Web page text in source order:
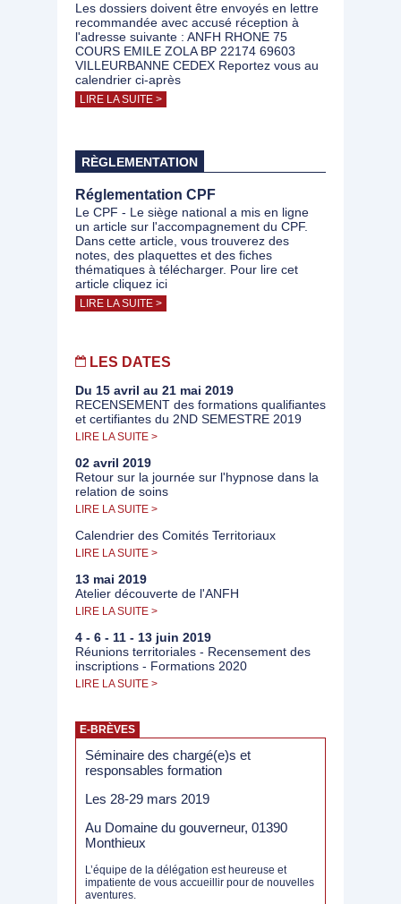
Les dossiers doivent être envoyés en lettre
recommandée avec accusé réception à
l'adresse suivante : ANFH RHONE 75
COURS EMILE ZOLA BP 22174 69603
VILLEURBANNE CEDEX Reportez vous au
calendrier ci-après
LIRE LA SUITE >
RÈGLEMENTATION
Réglementation CPF
Le CPF - Le siège national a mis en ligne
un article sur l'accompagnement du CPF.
Dans cette article, vous trouverez des
notes, des plaquettes et des fiches
thématiques à télécharger. Pour lire cet
article cliquez ici
LIRE LA SUITE >
LES DATES
Du 15 avril au 21 mai 2019
RECENSEMENT des formations qualifiantes
et certifiantes du 2ND SEMESTRE 2019
LIRE LA SUITE >
02 avril 2019
Retour sur la journée sur l'hypnose dans la
relation de soins
LIRE LA SUITE >
Calendrier des Comités Territoriaux
LIRE LA SUITE >
13 mai 2019
Atelier découverte de l'ANFH
LIRE LA SUITE >
4 - 6 - 11 - 13 juin 2019
Réunions territoriales - Recensement des
inscriptions - Formations 2020
LIRE LA SUITE >
E-BRÈVES
Séminaire des chargé(e)s et
responsables formation
Les 28-29 mars 2019
Au Domaine du gouverneur, 01390
Monthieux
L’équipe de la délégation est heureuse et
impatiente de vous accueillir pour de nouvelles
aventures.